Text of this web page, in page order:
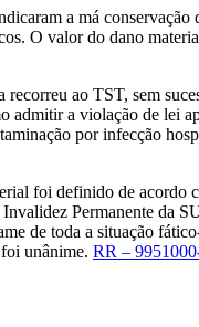
a má
O valor do dano
ao TST, sem
a violação de lei
por infecção
foi definido de
Permanente da
de toda a situação
unânime. RR –